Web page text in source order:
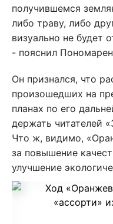
получившемся
либо траву, либо
визуально не будет
- пояснил
Он признался, что
произошедших на
планах по его
держать читателей
Что ж, видимо,
за повышение
улучшение